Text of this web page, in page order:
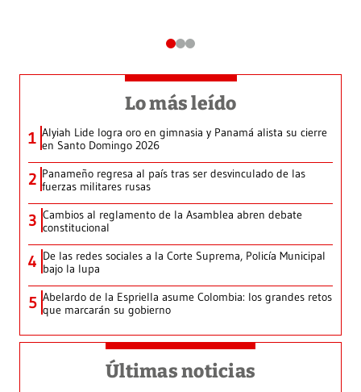
Lo más leído
1 Alyiah Lide logra oro en gimnasia y Panamá alista su cierre
en Santo Domingo 2026
2 Panameño regresa al país tras ser desvinculado de las
fuerzas militares rusas
3 Cambios al reglamento de la Asamblea abren debate
constitucional
4 De las redes sociales a la Corte Suprema, Policía Municipal
bajo la lupa
5 Abelardo de la Espriella asume Colombia: los grandes retos
que marcarán su gobierno
Últimas noticias